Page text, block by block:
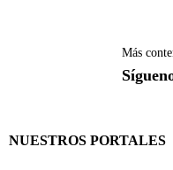
Más
NUESTROS PORTALES